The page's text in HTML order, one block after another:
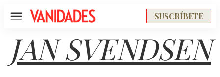
Menú SUSCRÍBETE
JAN SVENDSEN